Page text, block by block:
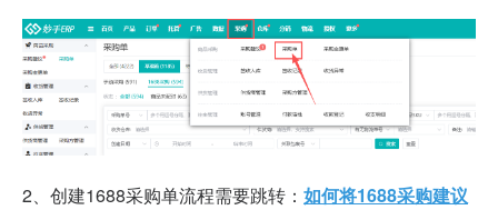
2、创建1688采购单流程需要跳转： 如何将1688采购建议